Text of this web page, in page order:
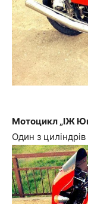
Мотоцикл „ІЖ
Один з циліндрів